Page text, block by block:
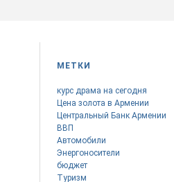
МЕТКИ
курс драма на сегодня
Цена золота в Армении
Центральный Банк Армении
ВВП
Автомобили
Энергоносители
бюджет
Туризм